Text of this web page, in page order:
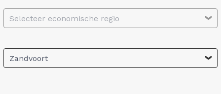
Selecteer economische regio
Zandvoort